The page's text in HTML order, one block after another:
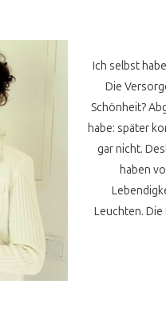
Ich selbst
Die
Schönheit?
habe: später
gar nicht.
haben
Leuchten. Die